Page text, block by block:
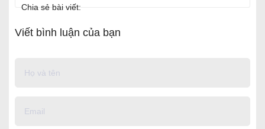
Chia sẻ bài viết:
Viết bình luận của bạn